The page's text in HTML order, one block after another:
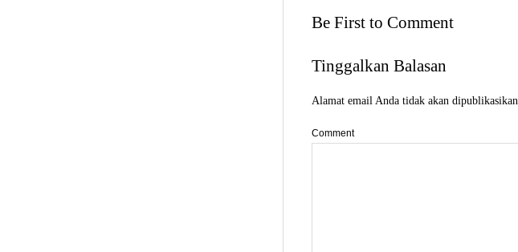
Be First to Comment
Tinggalkan Balasan
Alamat email Anda tidak akan dipublikasikan.
Comment